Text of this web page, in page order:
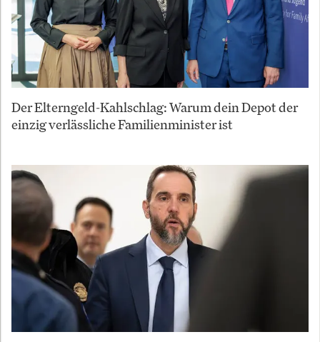
Der Elterngeld-Kahlschlag: Warum dein Depot der
einzig verlässliche Familienminister ist